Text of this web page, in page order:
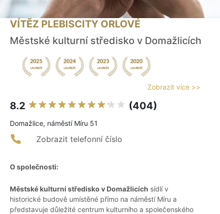
VÍTĚZ PLEBISCITY ORLOVÉ
Městské kulturní středisko v Domažlicích
Zobrazit více >>
8.2 (404)
Domažlice, náměstí Míru 51
Zobrazit telefonní číslo
O společnosti:
Městské kulturní středisko v Domažlicích sídlí v
historické budově umístěné přímo na náměstí Míru a
představuje důležité centrum kulturního a společenského